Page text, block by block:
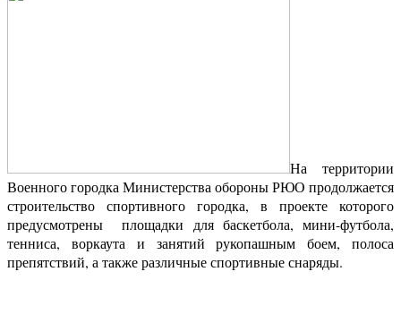
На территории
Военного городка Министерства обороны РЮО продолжается
строительство спортивного городка, в проекте которого
предусмотрены площадки для баскетбола, мини-футбола,
тенниса, воркаута и занятий рукопашным боем, полоса
препятствий, а также различные спортивные снаряды.